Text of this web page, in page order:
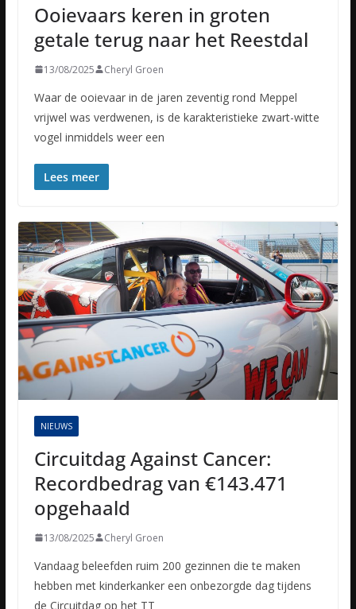
Ooievaars keren in groten
getale terug naar het Reestdal
13/08/2025 Cheryl Groen
Waar de ooievaar in de jaren zeventig rond Meppel
vrijwel was verdwenen, is de karakteristieke zwart-witte
vogel inmiddels weer een
Lees meer
NIEUWS
Circuitdag Against Cancer:
Recordbedrag van €143.471
opgehaald
13/08/2025 Cheryl Groen
Vandaag beleefden ruim 200 gezinnen die te maken
hebben met kinderkanker een onbezorgde dag tijdens
de Circuitdag op het TT